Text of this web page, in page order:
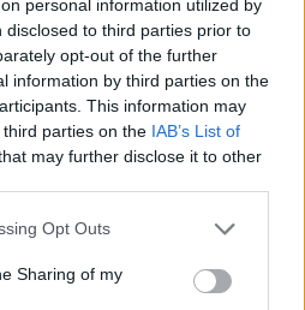
personal information utilized by
to third parties prior to
opt-out of the further
information by third parties on the
This information may
parties on the IAB’s List of
may further disclose it to other
Opt Outs
Sharing of my